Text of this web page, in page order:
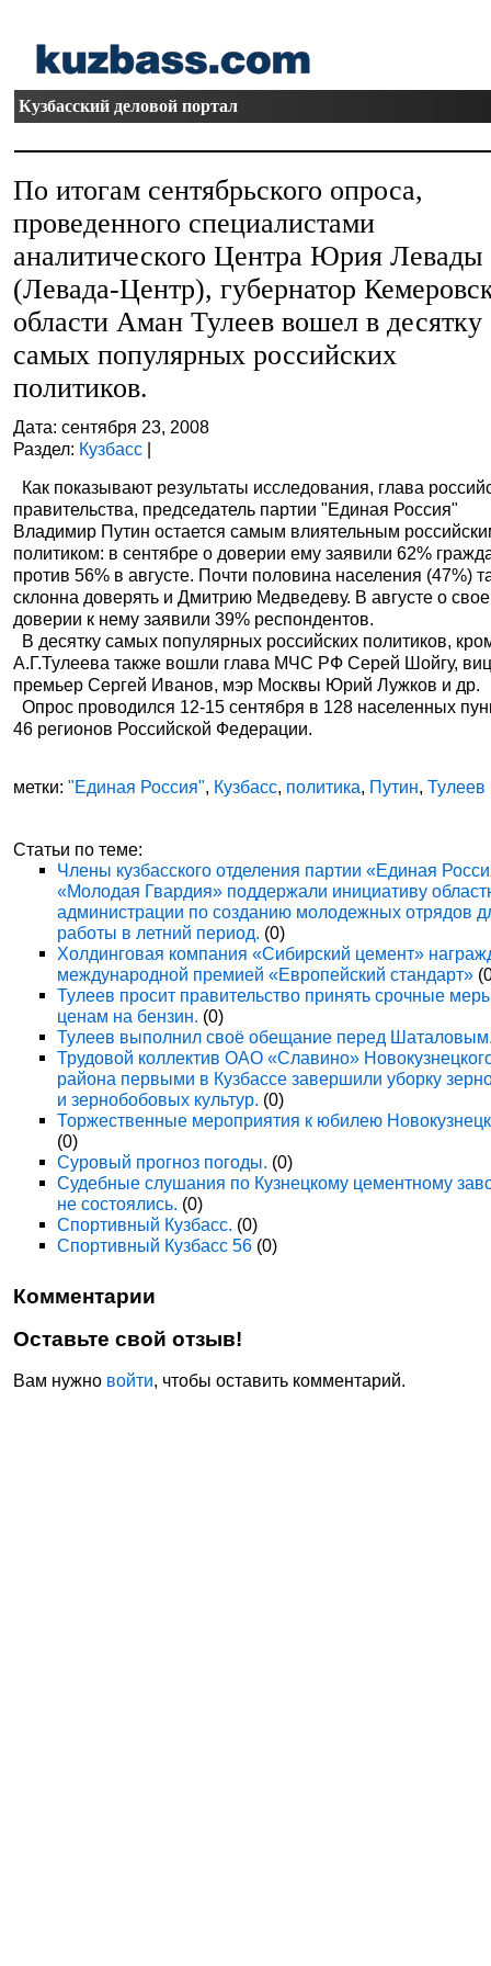
Кузбасский деловой портал
По итогам сентябрьского опроса,
проведенного специалистами
аналитического Центра Юрия Левады
(Левада-Центр), губернатор
области Аман Тулеев вошел в десятку
самых популярных российских
политиков.
Дата: сентября 23, 2008
Раздел: Кузбасс |
Как показывают результаты исследования, глава
правительства, председатель партии "Единая Россия"
Владимир Путин остается самым влиятельным
политиком: в сентябре о доверии ему заявили 62%
против 56% в августе. Почти половина населения (47%)
склонна доверять и Дмитрию Медведеву. В августе о
доверии к нему заявили 39% респондентов.
В десятку самых популярных российских политиков,
А.Г.Тулеева также вошли глава МЧС РФ Серей Шойгу,
премьер Сергей Иванов, мэр Москвы Юрий Лужков и др.
Опрос проводился 12-15 сентября в 128 населенных
46 регионов Российской Федерации.
метки:"Единая Россия", Кузбасс, политика, Путин,Тулеев
Статьи по теме:
Члены кузбасского отделения партии «Единая
«Молодая Гвардия» поддержали инициативу
администрации по созданию молодежных отрядов
работы в летний период. (0)
Холдинговая компания «Сибирский цемент»
международной премией «Европейский стандарт»
Тулеев просит правительство принять срочные
ценам на бензин. (0)
Тулеев выполнил своё обещание перед
Трудовой коллектив ОАО «Славино»
района первыми в Кузбассе завершили уборку
и зернобобовых культур. (0)
Торжественные мероприятия к юбилею
(0)
Суровый прогноз погоды. (0)
Судебные слушания по Кузнецкому цементному
не состоялись. (0)
Спортивный Кузбасс. (0)
Спортивный Кузбасс 56 (0)
Комментарии
Оставьте свой отзыв!
Вам нужно войти, чтобы оставить комментарий.